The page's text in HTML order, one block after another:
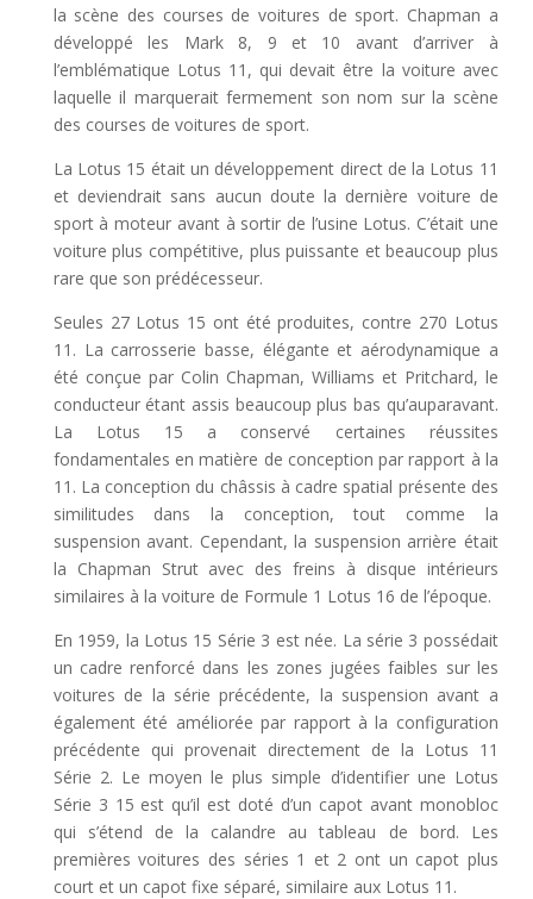
la scène des courses de voitures de sport. Chapman a
développé les Mark 8, 9 et 10 avant d’arriver à
l’emblématique Lotus 11, qui devait être la voiture avec
laquelle il marquerait fermement son nom sur la scène
des courses de voitures de sport.
La Lotus 15 était un développement direct de la Lotus 11
et deviendrait sans aucun doute la dernière voiture de
sport à moteur avant à sortir de l’usine Lotus. C’était une
voiture plus compétitive, plus puissante et beaucoup plus
rare que son prédécesseur.
Seules 27 Lotus 15 ont été produites, contre 270 Lotus
11. La carrosserie basse, élégante et aérodynamique a
été conçue par Colin Chapman, Williams et Pritchard, le
conducteur étant assis beaucoup plus bas qu’auparavant.
La Lotus 15 a conservé certaines réussites
fondamentales en matière de conception par rapport à la
11. La conception du châssis à cadre spatial présente des
similitudes dans la conception, tout comme la
suspension avant. Cependant, la suspension arrière était
la Chapman Strut avec des freins à disque intérieurs
similaires à la voiture de Formule 1 Lotus 16 de l’époque.
En 1959, la Lotus 15 Série 3 est née. La série 3 possédait
un cadre renforcé dans les zones jugées faibles sur les
voitures de la série précédente, la suspension avant a
également été améliorée par rapport à la configuration
précédente qui provenait directement de la Lotus 11
Série 2. Le moyen le plus simple d’identifier une Lotus
Série 3 15 est qu’il est doté d’un capot avant monobloc
qui s’étend de la calandre au tableau de bord. Les
premières voitures des séries 1 et 2 ont un capot plus
court et un capot fixe séparé, similaire aux Lotus 11.